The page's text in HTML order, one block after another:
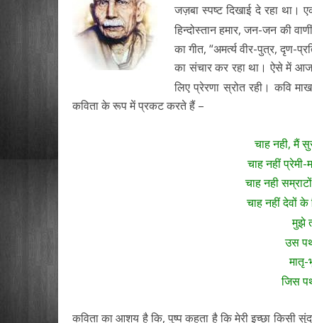
जज़बा स्पष्ट दिखाई दे रहा
हिन्दोस्तान हमार, जन-जन की
का गीत, “अमर्त्य वीर-पुत्र, दृण-
का संचार कर रहा था। ऐसे में
लिए प्रेरणा स्रोत रही। कवि
कविता के रूप में प्रकट करते हैं –
चाह नही, मैं
चाह नहीं
चाह नही
चाह नहीं देवों
मुझे
उस
मातृ-
जिस
कविता का आशय है कि, पुष्प कहता है कि मेरी इच्छा किसी